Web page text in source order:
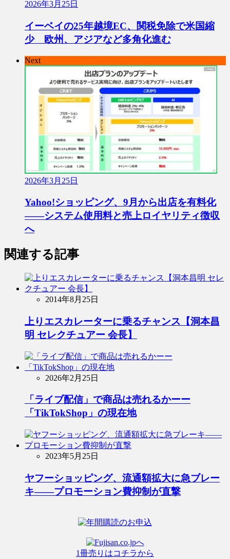
2026年3月25日
イーベイの25年越境EC、関税免除で米国縮
少 欧州、アジアなど多角化進む
Next
2026年3月25日
Yahoo!ショッピング、9月から出店を有料化
――システム使用料と売上ロイヤリティ徴収
へ
関連する記事
2014年8月25日
上りエスカレーターに乗るチャンス【洞本昌
明 セレクチュアー 会長】
2026年2月25日
「ライブ配信」で商品は売れるかーー
「TikTokShop」の現在地
2023年5月25日
ヤフーショッピング、流通額拡大に急ブレー
キ――プロモーション費抑制が直撃
1冊売りはコチラから